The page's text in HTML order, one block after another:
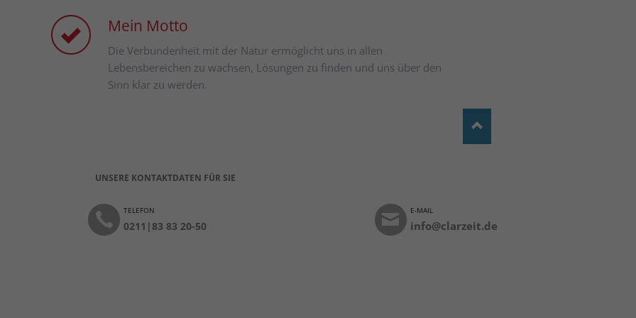
Mein Motto
Die Verbundenheit mit der Natur ermöglicht uns in allen
Lebensbereichen zu wachsen, Lösungen zu finden und uns über den
Sinn klar zu werden.
UNSERE KONTAKTDATEN FÜR SIE
TELEFON
0211|83 83 20-50
E-MAIL
info@clarzeit.de